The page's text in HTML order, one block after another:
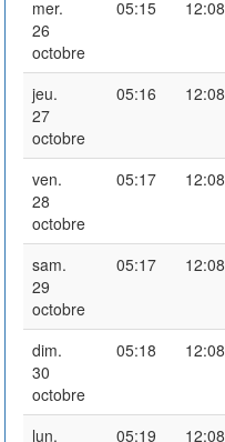
mer.
26
octobre
05:15 12:08
jeu.
27
octobre
05:16 12:08
ven.
28
octobre
05:17 12:08
sam.
29
octobre
05:17 12:08
dim.
30
octobre
05:18 12:08
lun.
05:19 12:08